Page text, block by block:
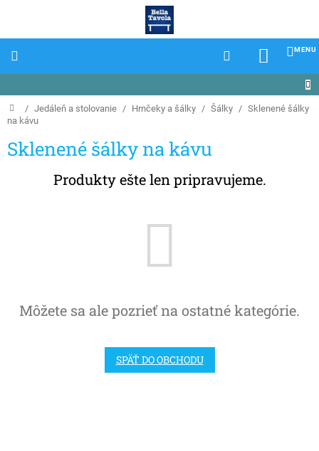
Domov
/ Jedáleň a stolovanie / Hrnčeky a šálky / Šálky / Sklenené šálky
na kávu
Sklenené šálky na kávu
Produkty ešte len pripravujeme.
Môžete sa ale pozrieť na ostatné kategórie.
SPÄŤ DO OBCHODU